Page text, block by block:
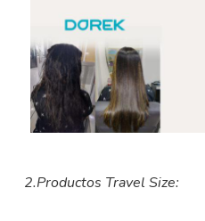
2.Productos Travel Size: